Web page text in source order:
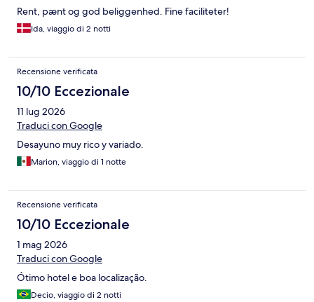
Rent, pænt og god beliggenhed. Fine faciliteter!
Ida, viaggio di 2 notti
Recensione verificata
10/10 Eccezionale
11 lug 2026
Traduci con Google
Desayuno muy rico y variado.
Marion, viaggio di 1 notte
Recensione verificata
10/10 Eccezionale
1 mag 2026
Traduci con Google
Ótimo hotel e boa localização.
Decio, viaggio di 2 notti